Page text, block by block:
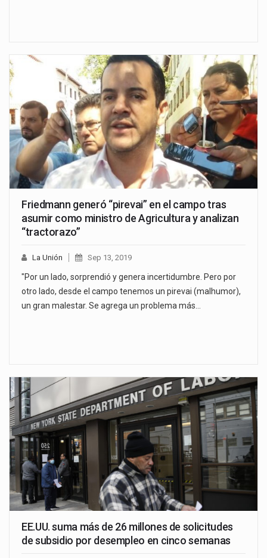
Friedmann generó “pirevai” en el campo tras
asumir como ministro de Agricultura y analizan
“tractorazo”
La Unión Sep 13, 2019
"Por un lado, sorprendió y genera incertidumbre. Pero por
otro lado, desde el campo tenemos un pirevai (malhumor),
un gran malestar. Se agrega un problema más…
EE.UU. suma más de 26 millones de solicitudes
de subsidio por desempleo en cinco semanas